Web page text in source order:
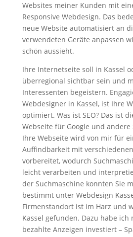
Websites meiner Kunden mit
Responsive Webdesign. Das
neue Website automatisiert an
verwendeten Geräte anpassen
schön aussieht.
Ihre Internetseite soll in Kassel
überregional sichtbar sein und
Interessenten begeistern.
Webdesigner in Kassel, ist Ihre
optimiert. Was ist SEO? Das ist
Webseite für Google und andere
Ihre Webseite wird von mir für
Auffindbarkeit mit
vorbereitet, wodurch
leicht verarbeiten und
der Suchmaschine konnten Sie
bestimmt unter Webdesign
Firmenstandort ist im Harz und
Kassel gefunden. Dazu habe
bezahlte Anzeigen investiert –